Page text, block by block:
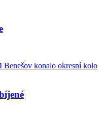
Benešov konalo okresní kolo